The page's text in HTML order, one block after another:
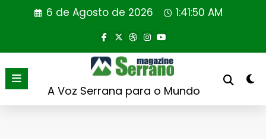
6 de Agosto de 2026 1:41:50 AM
A Voz Serrana para o Mundo